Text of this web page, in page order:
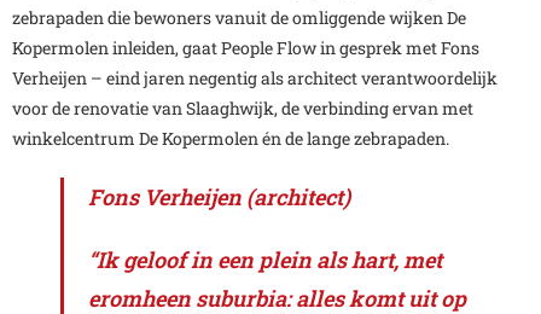
zebrapaden die bewoners vanuit de omliggende wijken De
Kopermolen inleiden, gaat People Flow in gesprek met Fons
Verheijen – eind jaren negentig als architect verantwoordelijk
voor de renovatie van Slaaghwijk, de verbinding ervan met
winkelcentrum De Kopermolen én de lange zebrapaden.
Fons Verheijen (architect)
“Ik geloof in een plein als hart, met
eromheen suburbia: alles komt uit op